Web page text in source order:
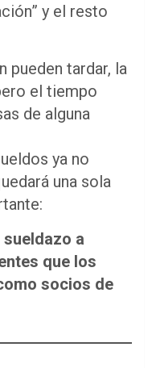
y el resto
pueden tardar, la
el tiempo
de alguna
ya no
una sola
a
que los
socios de